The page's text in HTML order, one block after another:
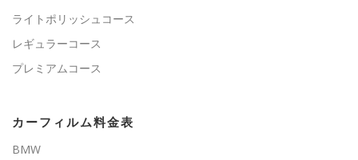
ライトポリッシュコース
レギュラーコース
プレミアムコース
カーフィルム料金表
BMW